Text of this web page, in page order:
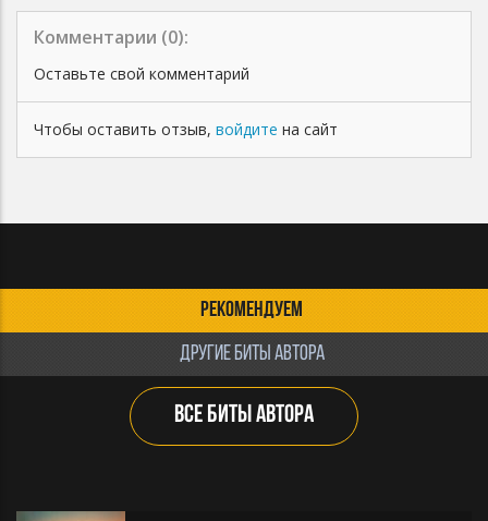
Комментарии (0):
Оставьте свой комментарий
Чтобы оставить отзыв, войдите на сайт
РЕКОМЕНДУЕМ
ДРУГИЕ БИТЫ АВТОРА
ВСЕ БИТЫ АВТОРА